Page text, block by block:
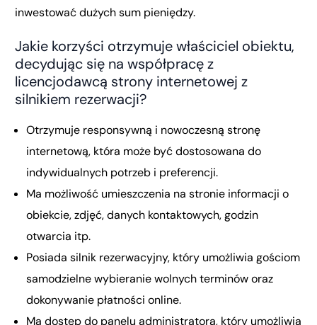
inwestować dużych sum pieniędzy.
Jakie korzyści otrzymuje właściciel obiektu,
decydując się na współpracę z
licencjodawcą strony internetowej z
silnikiem rezerwacji?
Otrzymuje responsywną i nowoczesną stronę
internetową, która może być dostosowana do
indywidualnych potrzeb i preferencji.
Ma możliwość umieszczenia na stronie informacji o
obiekcie, zdjęć, danych kontaktowych, godzin
otwarcia itp.
Posiada silnik rezerwacyjny, który umożliwia gościom
samodzielne wybieranie wolnych terminów oraz
dokonywanie płatności online.
Ma dostęp do panelu administratora, który umożliwia